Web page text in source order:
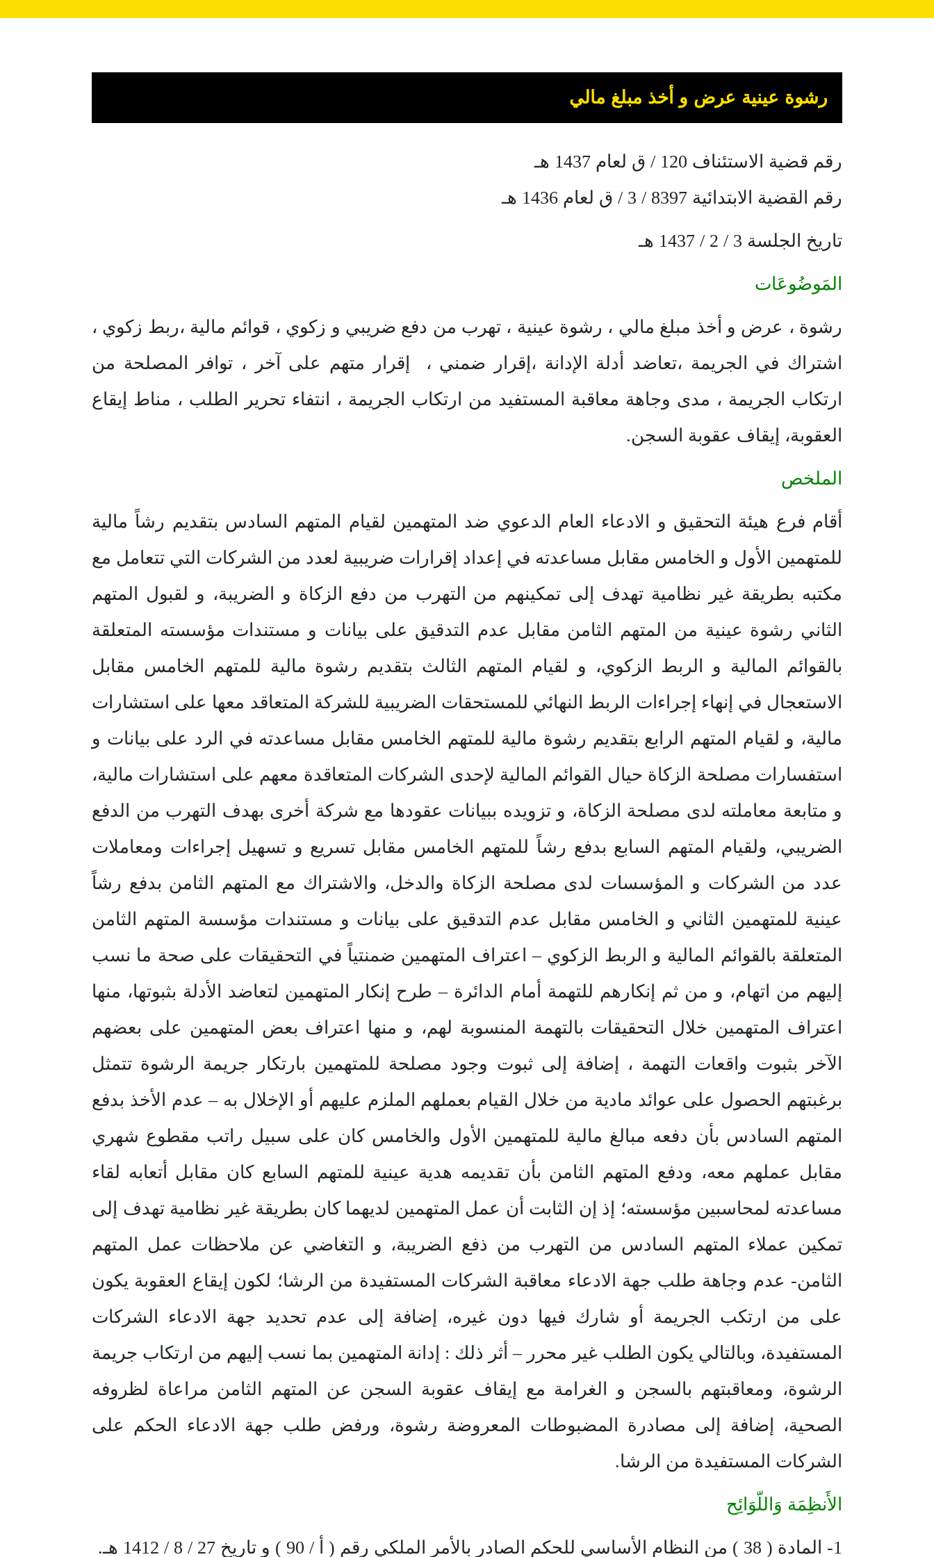
رشوة عينية عرض و أخذ مبلغ مالي
رقم قضية الاستئناف 120 / ق لعام 1437 هـ
رقم القضية الابتدائية 8397 / 3 / ق لعام 1436 هـ
تاريخ الجلسة 3 / 2 / 1437 هـ
المَوضُوعَات
رشوة ، عرض و أخذ مبلغ مالي ، رشوة عينية ، تهرب من دفع ضريبي و زكوي ، قوائم مالية ،ربط زكوي ،
اشتراك في الجريمة ،تعاضد أدلة الإدانة ،إقرار ضمني ، إقرار متهم على آخر ، توافر المصلحة من
ارتكاب الجريمة ، مدى وجاهة معاقبة المستفيد من ارتكاب الجريمة ، انتفاء تحرير الطلب ، مناط إيقاع
العقوبة، إيقاف عقوبة السجن.
الملخص
أقام فرع هيئة التحقيق و الادعاء العام الدعوي ضد المتهمين لقيام المتهم السادس بتقديم رشاً مالية
للمتهمين الأول و الخامس مقابل مساعدته في إعداد إقرارات ضريبية لعدد من الشركات التي تتعامل مع
مكتبه بطريقة غير نظامية تهدف إلى تمكينهم من التهرب من دفع الزكاة و الضريبة، و لقبول المتهم
الثاني رشوة عينية من المتهم الثامن مقابل عدم التدقيق على بيانات و مستندات مؤسسته المتعلقة
بالقوائم المالية و الربط الزكوي، و لقيام المتهم الثالث بتقديم رشوة مالية للمتهم الخامس مقابل
الاستعجال في إنهاء إجراءات الربط النهائي للمستحقات الضريبية للشركة المتعاقد معها على استشارات
مالية، و لقيام المتهم الرابع بتقديم رشوة مالية للمتهم الخامس مقابل مساعدته في الرد على بيانات و
استفسارات مصلحة الزكاة حيال القوائم المالية لإحدى الشركات المتعاقدة معهم على استشارات مالية،
و متابعة معاملته لدى مصلحة الزكاة، و تزويده ببيانات عقودها مع شركة أخرى بهدف التهرب من الدفع
الضريبي، ولقيام المتهم السابع بدفع رشاً للمتهم الخامس مقابل تسريع و تسهيل إجراءات ومعاملات
عدد من الشركات و المؤسسات لدى مصلحة الزكاة والدخل، والاشتراك مع المتهم الثامن بدفع رشاً
عينية للمتهمين الثاني و الخامس مقابل عدم التدقيق على بيانات و مستندات مؤسسة المتهم الثامن
المتعلقة بالقوائم المالية و الربط الزكوي – اعتراف المتهمين ضمنتياً في التحقيقات على صحة ما نسب
إليهم من اتهام، و من ثم إنكارهم للتهمة أمام الدائرة – طرح إنكار المتهمين لتعاضد الأدلة بثبوتها، منها
اعتراف المتهمين خلال التحقيقات بالتهمة المنسوبة لهم، و منها اعتراف بعض المتهمين على بعضهم
الآخر بثبوت واقعات التهمة ، إضافة إلى ثبوت وجود مصلحة للمتهمين بارتكار جريمة الرشوة تتمثل
برغبتهم الحصول على عوائد مادية من خلال القيام بعملهم الملزم عليهم أو الإخلال به – عدم الأخذ بدفع
المتهم السادس بأن دفعه مبالغ مالية للمتهمين الأول والخامس كان على سبيل راتب مقطوع شهري
مقابل عملهم معه، ودفع المتهم الثامن بأن تقديمه هدية عينية للمتهم السابع كان مقابل أتعابه لقاء
مساعدته لمحاسبين مؤسسته؛ إذ إن الثابت أن عمل المتهمين لديهما كان بطريقة غير نظامية تهدف إلى
تمكين عملاء المتهم السادس من التهرب من ذفع الضريبة، و التغاضي عن ملاحظات عمل المتهم
الثامن- عدم وجاهة طلب جهة الادعاء معاقبة الشركات المستفيدة من الرشا؛ لكون إيقاع العقوبة يكون
على من ارتكب الجريمة أو شارك فيها دون غيره، إضافة إلى عدم تحديد جهة الادعاء الشركات
المستفيدة، وبالتالي يكون الطلب غير محرر – أثر ذلك : إدانة المتهمين بما نسب إليهم من ارتكاب جريمة
الرشوة، ومعاقبتهم بالسجن و الغرامة مع إيقاف عقوبة السجن عن المتهم الثامن مراعاة لظروفه
الصحية، إضافة إلى مصادرة المضبوطات المعروضة رشوة، ورفض طلب جهة الادعاء الحكم على
الشركات المستفيدة من الرشا.
الأَنظِمَة وَاللّوَائِح
1- المادة ( 38 ) من النظام الأساسي للحكم الصادر بالأمر الملكي رقم ( أ / 90 ) و تاريخ 27 / 8 / 1412 هـ.